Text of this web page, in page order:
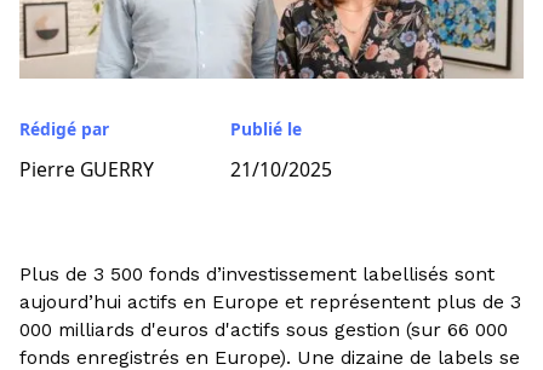
Rédigé par
Pierre GUERRY
Publié le
21/10/2025
Plus de 3 500 fonds d’investissement labellisés sont
aujourd’hui actifs en Europe et représentent plus de 3
000 milliards d'euros d'actifs sous gestion (sur 66 000
fonds enregistrés en Europe). Une dizaine de labels se